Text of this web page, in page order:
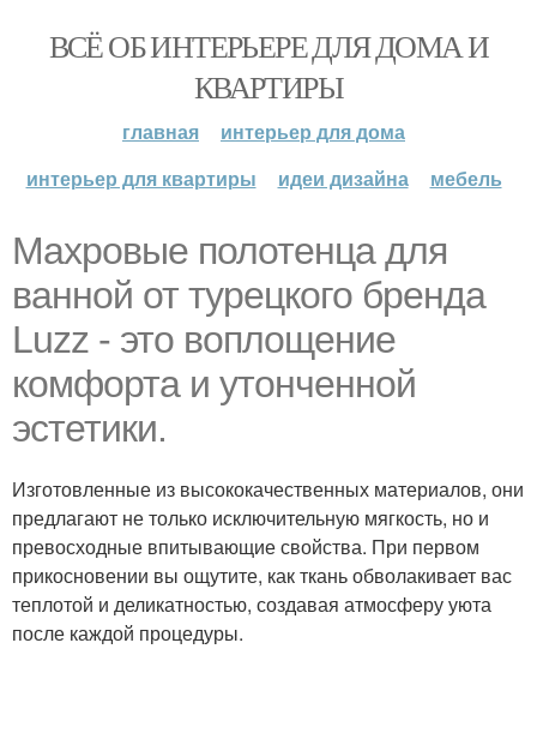
ВСЁ ОБ ИНТЕРЬЕРЕ ДЛЯ ДОМА И
КВАРТИРЫ
главная
интерьер для дома
интерьер для квартиры
идеи дизайна мебель
Махровые полотенца для
ванной от турецкого бренда
Luzz - это воплощение
комфорта и утонченной
эстетики.
Изготовленные из высококачественных материалов, они
предлагают не только исключительную мягкость, но и
превосходные впитывающие свойства. При первом
прикосновении вы ощутите, как ткань обволакивает вас
теплотой и деликатностью, создавая атмосферу уюта
после каждой процедуры.